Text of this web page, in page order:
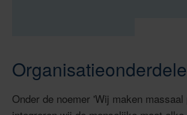
Onder de noemer 'Wij maken